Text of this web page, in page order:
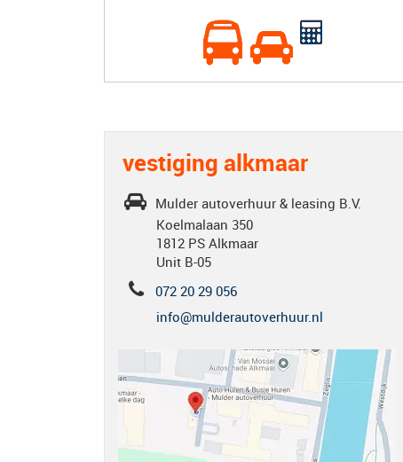
vestiging alkmaar
Mulder autoverhuur & leasing B.V.
Koelmalaan 350
1812 PS Alkmaar
Unit B-05
072 20 29 056
info@mulderautoverhuur.nl